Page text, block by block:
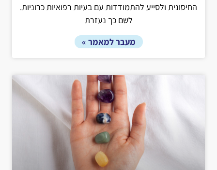
החיסונית ולסייע להתמודדות עם בעיות רפואיות כרוניות.
לשם כך נעזרת
מעבר למאמר »